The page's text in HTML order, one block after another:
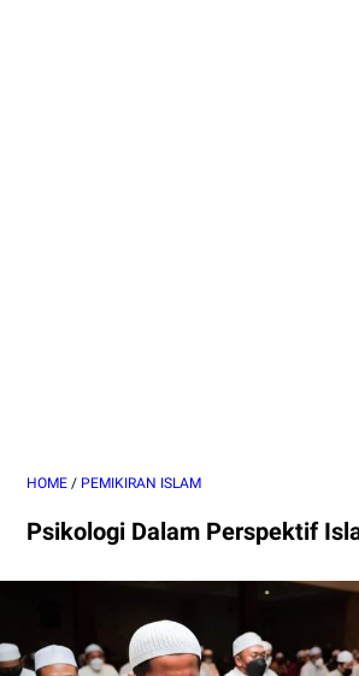
HOME / PEMIKIRAN ISLAM
Psikologi Dalam Perspektif